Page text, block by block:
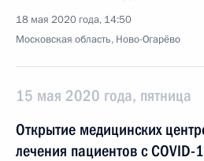
18 мая 2020 года, 14:50
Московская область, Ново-Огарёво
15 мая 2020 года, пятница
Открытие медицинских
лечения пациентов с COVID-